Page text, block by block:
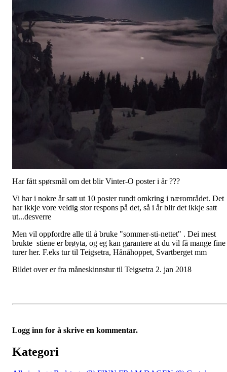
Har fått spørsmål om det blir Vinter-O poster i år ???
Vi har i nokre år satt ut 10 poster rundt omkring i nærområdet. Det
har ikkje vore veldig stor respons på det, så i år blir det ikkje satt
ut...desverre
Men vil oppfordre alle til å bruke "sommer-sti-nettet" . Dei mest
brukte stiene er brøyta, og eg kan garantere at du vil få mange fine
turer her. F.eks tur til Teigsetra, Hånåhoppet, Svartberget mm
Bildet over er fra måneskinnstur til Teigsetra 2. jan 2018
Logg inn for å skrive en kommentar.
Kategori